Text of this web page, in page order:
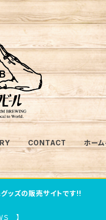
CONTACT ホー
ッズの販売サイトです!!
Ｓ 】